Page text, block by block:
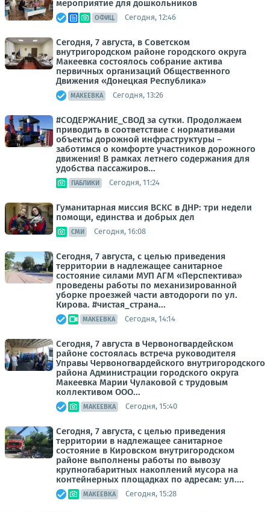
мероприятие для дошкольников
ОФИЦ. Сегодня, 12:46
Сегодня, 7 августа, в Советском
внутригородском районе городского округа
Макеевка состоялось собрание актива
первичных организаций Общественного
Движения «Донецкая Республика»
МАКЕЕВКА Сегодня, 13:26
#СОДЕРЖАНИЕ_СВОД за сутки. Продолжаем
приводить в соответствие с нормативами
объекты дорожной инфраструктуры –
заботимся о комфорте участников дорожного
движения! В рамках летнего содержания для
удобства пассажиров...
ПАБЛИКИ Сегодня, 11:24
Гуманитарная миссия ВСКС в ДНР: три недели
помощи, единства и добрых дел
СМИ Сегодня, 16:08
Сегодня, 7 августа, с целью приведения
территории в надлежащее санитарное
состояние силами МУП АГМ «Перспектива»
проведены работы по механизированной
уборке проезжей части автодороги по ул.
Кирова. #чистая_страна...
МАКЕЕВКА Сегодня, 14:14
Сегодня, 7 августа в Червоногвардейском
районе состоялась встреча руководителя
Управы Червоногвардейского внутригородского
района Администрации городского округа
Макеевка Марии Чулаковой с трудовым
коллективом ООО...
МАКЕЕВКА Сегодня, 15:40
Сегодня, 7 августа, с целью приведения
территории в надлежащее санитарное
состояние в Кировском внутригородском
районе выполнены работы по вывозу
крупногабаритных накоплений мусора на
контейнерных площадках по адресам: ул....
МАКЕЕВКА Сегодня, 15:28